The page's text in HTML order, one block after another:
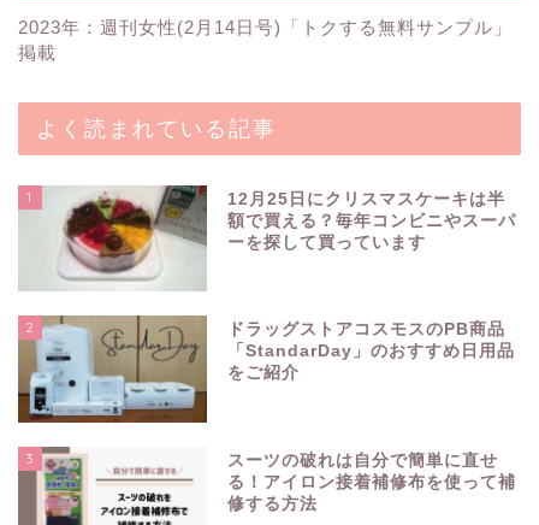
2023年：週刊女性(2月14日号)「トクする無料サンプル」
掲載
よく読まれている記事
1
12月25日にクリスマスケーキは半
額で買える？毎年コンビニやスーパ
ーを探して買っています
2
ドラッグストアコスモスのPB商品
「StandarDay」のおすすめ日用品
をご紹介
3
スーツの破れは自分で簡単に直せ
る！アイロン接着補修布を使って補
修する方法